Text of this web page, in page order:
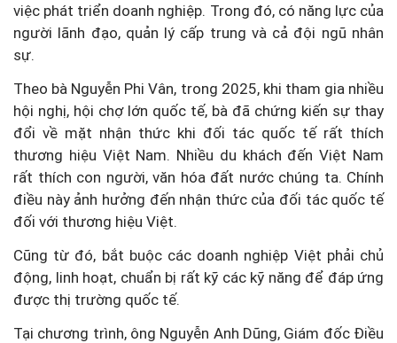
việc phát triển doanh nghiệp. Trong đó, có năng lực của
người lãnh đạo, quản lý cấp trung và cả đội ngũ nhân
sự.
Theo bà Nguyễn Phi Vân, trong 2025, khi tham gia nhiều
hội nghị, hội chợ lớn quốc tế, bà đã chứng kiến sự thay
đổi về mặt nhận thức khi đối tác quốc tế rất thích
thương hiệu Việt Nam. Nhiều du khách đến Việt Nam
rất thích con người, văn hóa đất nước chúng ta. Chính
điều này ảnh hưởng đến nhận thức của đối tác quốc tế
đối với thương hiệu Việt.
Cũng từ đó, bắt buộc các doanh nghiệp Việt phải chủ
động, linh hoạt, chuẩn bị rất kỹ các kỹ năng để đáp ứng
được thị trường quốc tế.
Tại chương trình, ông Nguyễn Anh Dũng, Giám đốc Điều